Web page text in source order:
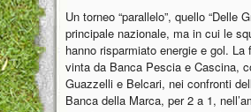
Un torneo “parallelo”, quello “Delle
principale nazionale, ma in cui le
hanno risparmiato energie e gol. La
vinta da Banca Pescia e Cascina,
Guazzelli e Belcari, nei confronti
Banca della Marca, per 2 a 1,